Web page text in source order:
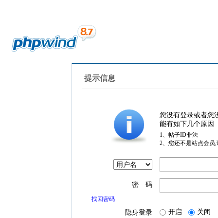
提示信息
您没有登录或者您
能有如下几个原因
1、帖子ID非法
2、您还不是站点会员
密 码
找回密码
隐身登录 开启 关闭